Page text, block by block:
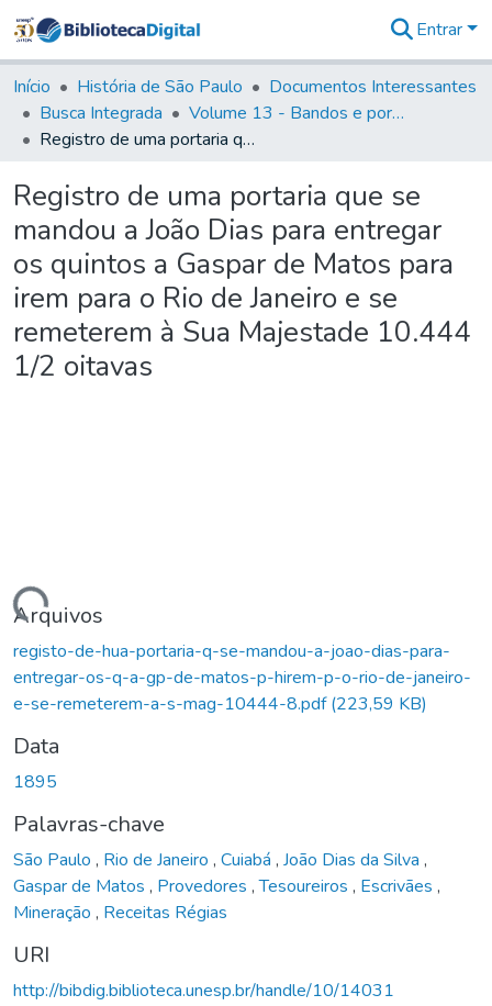
&
Coleções
Tudo na
Biblioteca
Estatísticas
Entrar
Início História de São Paulo
Documentos Interessantes
Busca Integrada
Volume 13 - Bandos e portarias de Rodrigo Cesar de Menezes
Registro de uma portaria que se mandou a João Dias para entregar os quintos a Gaspar de Matos para irem para o Rio de Janeiro e se remeterem à Sua Majestade 10.444 1/2 oitavas
Registro de uma portaria que se
mandou a João Dias para entregar
os quintos a Gaspar de Matos para
irem para o Rio de Janeiro e se
remeterem à Sua Majestade 10.444
1/2 oitavas
Arquivos
registo-de-hua-portaria-q-se-mandou-a-joao-dias-para-
entregar-os-q-a-gp-de-matos-p-hirem-p-o-rio-de-janeiro-
e-se-remeterem-a-s-mag-10444-8.pdf(223,59 KB)
Data
1895
Palavras-chave
São Paulo , Rio de Janeiro , Cuiabá , João Dias da Silva ,
Gaspar de Matos , Provedores ,Tesoureiros , Escrivães ,
Mineração , Receitas Régias
URI
http://bibdig.biblioteca.unesp.br/handle/10/14031